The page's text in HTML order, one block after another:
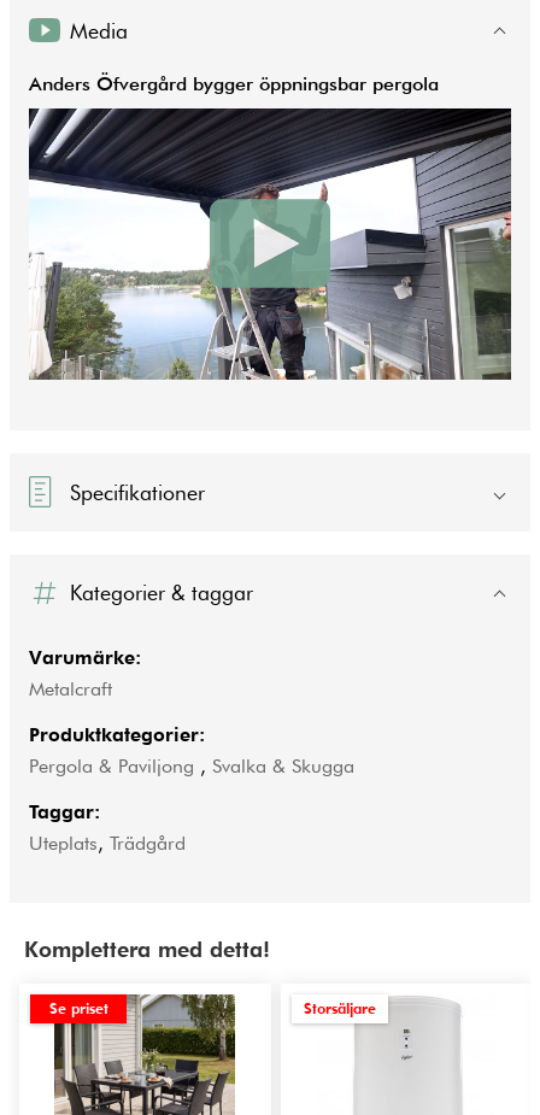
Media
Anders Öfvergård bygger öppningsbar pergola
Specifikationer
Kategorier & taggar
Varumärke:
Metalcraft
Produktkategorier:
Pergola & Paviljong , Svalka & Skugga
Taggar:
Uteplats, Trädgård
Komplettera med detta!
Se priset Storsäljare